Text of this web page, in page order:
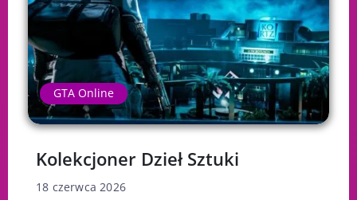
GTA Online
Kolekcjoner Dzieł Sztuki
18 czerwca 2026